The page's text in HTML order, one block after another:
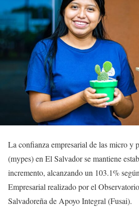
La confianza empresarial de las micro y
(mypes) en El Salvador se mantiene
incremento, alcanzando un 103.1%
Empresarial realizado por el
Salvadoreña de Apoyo Integral (Fusai).